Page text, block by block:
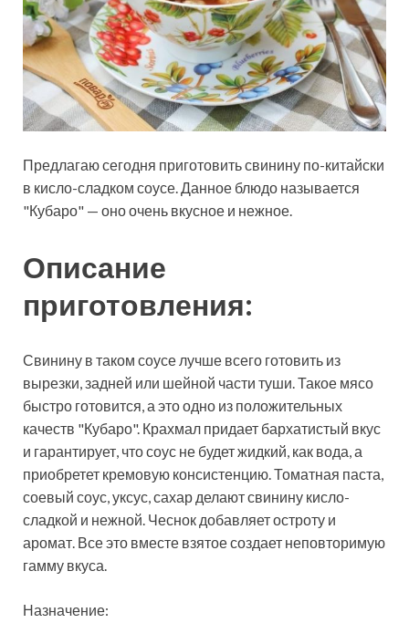
Предлагаю сегодня приготовить свинину по-китайски
в кисло-сладком соусе. Данное блюдо называется
"Кубаро" — оно очень вкусное и нежное.
Описание
приготовления:
Свинину в таком соусе лучше всего готовить из
вырезки, задней или шейной части туши. Такое мясо
быстро готовится, а это одно из положительных
качеств "Кубаро". Крахмал придает бархатистый вкус
и гарантирует, что соус не будет жидкий, как вода, а
приобретет кремовую консистенцию. Томатная паста,
соевый соус, уксус, сахар делают свинину кисло-
сладкой и нежной. Чеснок добавляет остроту и
аромат. Все это вместе взятое создает неповторимую
гамму вкуса.
Назначение: